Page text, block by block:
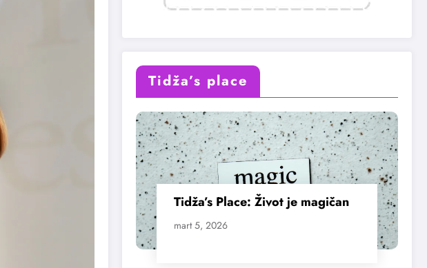
Tidža’s place
Tidža’s Place: Život je magičan
mart 5, 2026